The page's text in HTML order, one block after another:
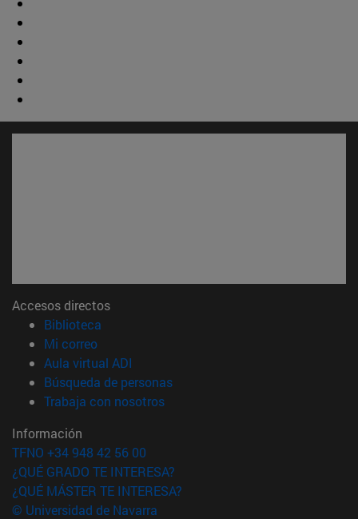
Accesos directos
Biblioteca
Mi correo(abre en nueva ventana)
Aula virtual ADI
Búsqueda de personas(abre en nueva ventana)
Trabaja con nosotros(abre en nueva ventana)
Información
TFNO +34 948 42 56 00
¿QUÉ GRADO TE INTERESA?
¿QUÉ MÁSTER TE INTERESA?
© Universidad de Navarra